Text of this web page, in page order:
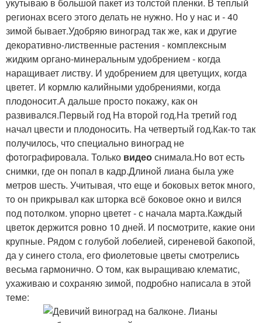
регионах всего этого делать не нужно. Но у нас и - 40
зимой бывает.Удобряю виноград так же, как и другие
декоративно-лиственные растения - комплексным
жидким органо-минеральным удобрением - когда
наращивает листву. И удобрением для цветущих, когда
цветет. И кормлю калийными удобрениями, когда
плодоносит.А дальше просто покажу, как он
развивался.Первый год На второй год.На третий год
начал цвести и плодоносить. На четвертый год.Как-то так
получилось, что специально виноград не
фотографировала. Только видеоснимала.Но вот есть
снимки, где он попал в кадр.Длиной лиана была уже
метров шесть. Учитывая, что еще и боковых веток много,
то он прикрывал как шторка всё боковое окно и вился
под потолком. упорно цветет - с начала марта.Каждый
цветок держится ровно 10 дней. И посмотрите, какие они
крупные. Рядом с голубой лобелией, сиреневой бакопой,
да у синего стола, его фиолетовые цветы смотрелись
весьма гармонично. О том, как выращиваю клематис,
ухаживаю и сохраняю зимой, подробно написала в этой
теме: